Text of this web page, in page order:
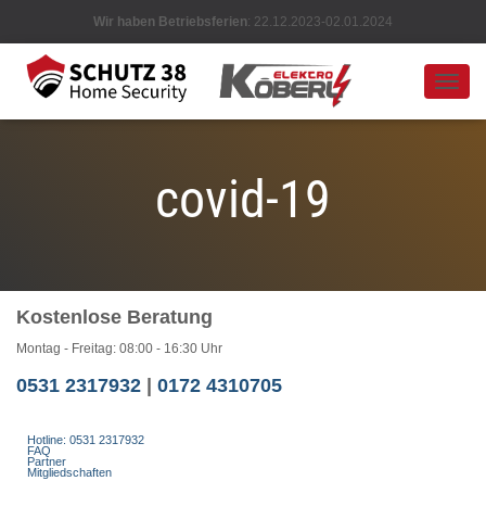
Wir haben Betriebsferien: 22.12.2023-02.01.2024
covid-19
Kostenlose Beratung
Montag - Freitag: 08:00 - 16:30 Uhr
0531 2317932 0172 4310705
Hotline: 0531 2317932
FAQ
Partner
Mitgliedschaften